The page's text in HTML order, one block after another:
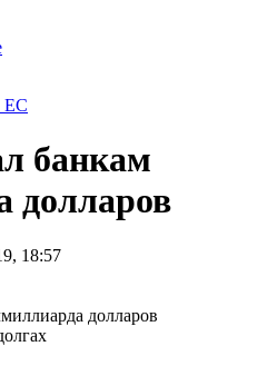
ЕС
банкам
долларов
18:57